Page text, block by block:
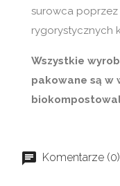
surowca
rygorystycznych
Wszystkie
pakowane są w
Komentarze (0)